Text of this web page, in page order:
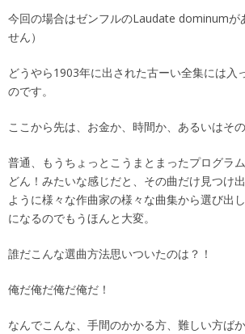
今回の場合はゼンフルのLaudate dominumが
せん）
どうやら1903年に出された古ーい全集には
のです。
ここから先は、お金か、時間か、あるいはそ
普通、もうちょっとこうまとまったプログラ
どん！みたいな感じだと、その曲だけ見つけ
ように様々な作曲家の様々な曲集から選び出
になるのでもうほんと大変。
誰だこんな選曲方法思いついたのは？！
俺だ俺だ俺だ俺だ！
なんでこんな、手間のかかる方、難しい方ば